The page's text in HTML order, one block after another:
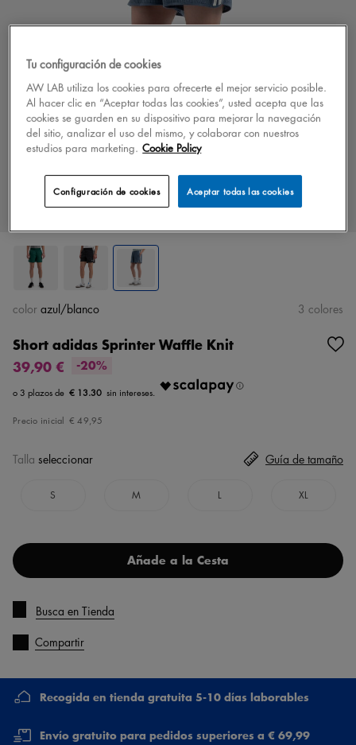
Short adidas Sprinter Waffle Knit
39,90 €
-20%
€ 13.30
Precio inicial € 49,95
color azul/blanco 3 colores
Talla seleccionar
S M L XL
Guía de tamaño
Añade a la Cesta
Busca en Tienda
Compartir
Recogida en tienda gratuita 5-10 días laborables
Envío gratuito para pedidos superiores a € 69,99
Tu configuración de cookies
AW LAB utiliza los cookies para ofrecerte el mejor servicio posible.
Al hacer clic en “Aceptar todas las cookies”, usted acepta que las
cookies se guarden en su dispositivo para mejorar la navegación
del sitio, analizar el uso del mismo, y colaborar con nuestros
estudios para marketing. Cookie Policy
Aceptar todas las cookies
Configuración de cookies